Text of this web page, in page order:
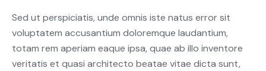
Sed ut perspiciatis, unde omnis iste natus error sit
voluptatem accusantium doloremque laudantium,
totam rem aperiam eaque ipsa, quae ab illo inventore
veritatis et quasi architecto beatae vitae dicta sunt,